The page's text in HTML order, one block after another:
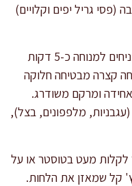
(פסי גריל יפים וקלויים)
מסירים את נתחי החזה לצלחת ומניחים למנוחה כ-5 דקות
קצרה מבטיחה חלוקה
ומרקם משודרג.
מלפפונים, בצל),
מעט בטוסטר או על
קל שמאזן את הלחות.